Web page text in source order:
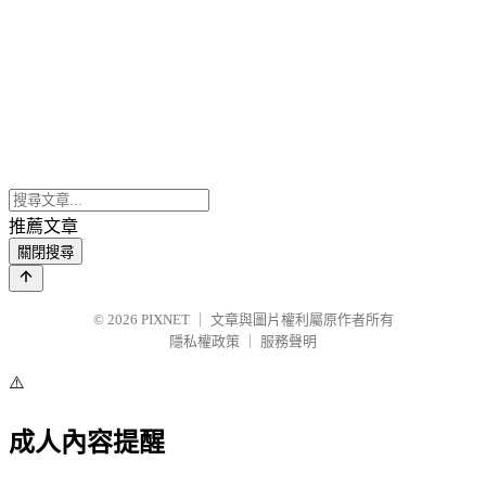
推薦文章
關閉搜尋
© 2026 PIXNET
文章與圖片權利屬原作者所有
隱私權政策
服務聲明
⚠️
成人內容提醒